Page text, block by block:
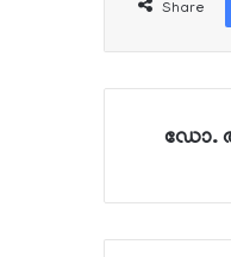
Share
ഡോ.